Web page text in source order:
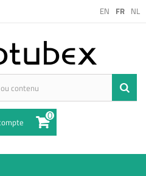
EN FR NL
0